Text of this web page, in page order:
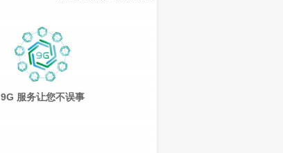
9G 服务让您不误事